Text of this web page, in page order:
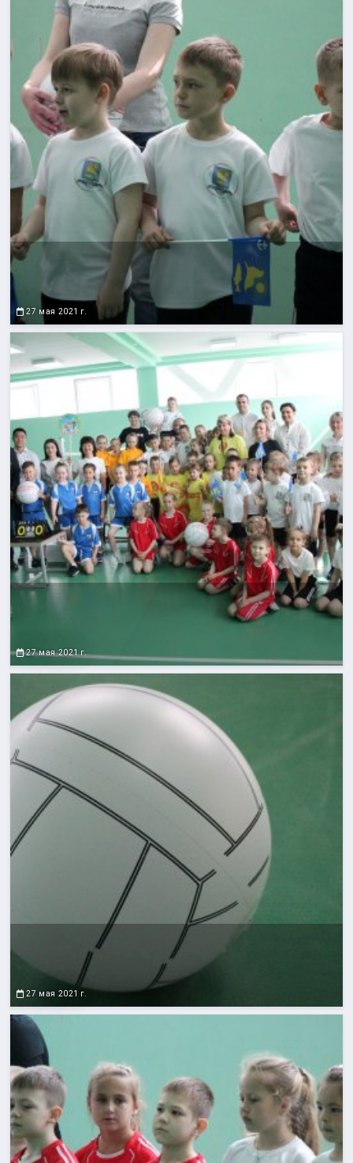
27 мая 2021 г.
27 мая 2021 г.
27 мая 2021 г.